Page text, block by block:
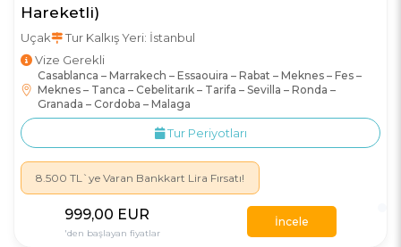
Hareketli)
Uçak
Tur Kalkış Yeri: İstanbul
Vize Gerekli
Casablanca – Marrakech – Essaouira – Rabat – Meknes – Fes –
Meknes – Tanca – Cebelitarık – Tarifa – Sevilla – Ronda –
Granada – Cordoba – Malaga
Tur Periyotları
8.500 TL`ye Varan Bankkart Lira Fırsatı!
999,00 EUR
'den başlayan fiyatlar
İncele